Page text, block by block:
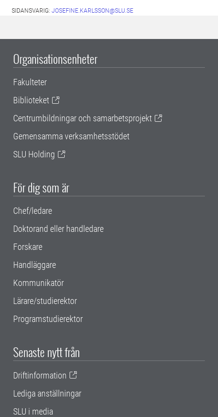
SIDANSVARIG: JOSEFINE.KARLSSON@SLU.SE
Organisationsenheter
Fakulteter
Biblioteket
Centrumbildningar och samarbetsprojekt
Gemensamma verksamhetsstödet
SLU Holding
För dig som är
Chef/ledare
Doktorand eller handledare
Forskare
Handläggare
Kommunikatör
Lärare/studierektor
Programstudierektor
Senaste nytt från
Driftinformation
Lediga anställningar
SLU i media